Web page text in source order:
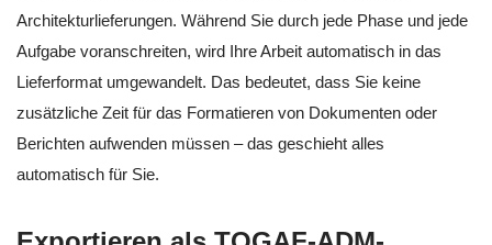
Architekturlieferungen. Während Sie durch jede Phase und jede
Aufgabe voranschreiten, wird Ihre Arbeit automatisch in das
Lieferformat umgewandelt. Das bedeutet, dass Sie keine
zusätzliche Zeit für das Formatieren von Dokumenten oder
Berichten aufwenden müssen – das geschieht alles
automatisch für Sie.